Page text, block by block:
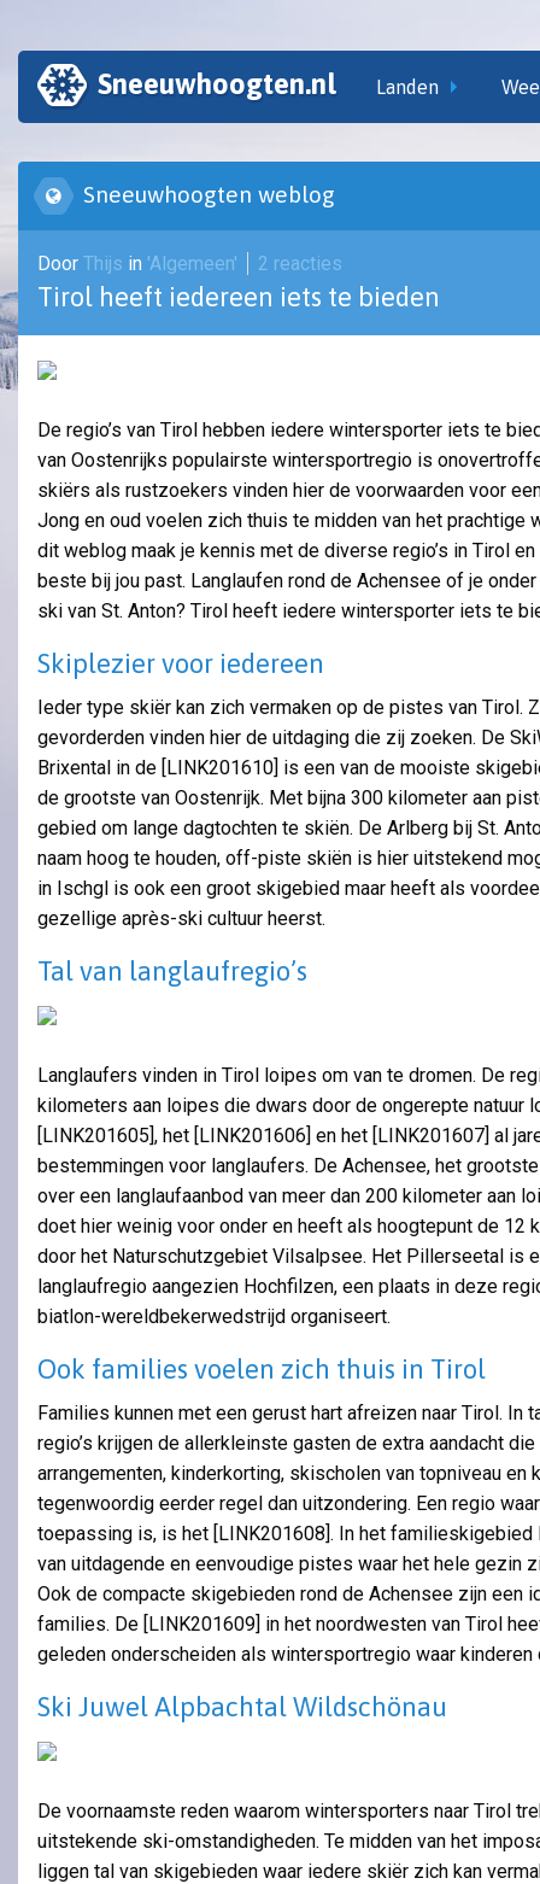
Sneeuwhoogten.nl Landen
Sneeuwhoogten weblog
Door Thijs in 'Algemeen' 2 reacties
Tirol heeft iedereen iets te bieden
De regio’s van Tirol hebben iedere wintersporter iets te
van Oostenrijks populairste wintersportregio is
skiërs als rustzoekers vinden hier de voorwaarden voor
Jong en oud voelen zich thuis te midden van het prachtige
dit weblog maak je kennis met de diverse regio’s in Tirol
beste bij jou past. Langlaufen rond de Achensee of je
ski van St. Anton? Tirol heeft iedere wintersporter iets te
Skiplezier voor iedereen
Ieder type skiër kan zich vermaken op de pistes van Tirol.
gevorderden vinden hier de uitdaging die zij zoeken. De
Brixental in de [LINK201610] is een van de mooiste
de grootste van Oostenrijk. Met bijna 300 kilometer aan
gebied om lange dagtochten te skiën. De Arlberg bij St.
naam hoog te houden, off-piste skiën is hier uitstekend
in Ischgl is ook een groot skigebied maar heeft als
gezellige après-ski cultuur heerst.
Tal van langlaufregio’s
Langlaufers vinden in Tirol loipes om van te dromen. De
kilometers aan loipes die dwars door de ongerepte natuur
[LINK201605], het [LINK201606] en het [LINK201607] al
bestemmingen voor langlaufers. De Achensee, het
over een langlaufaanbod van meer dan 200 kilometer aan
doet hier weinig voor onder en heeft als hoogtepunt de 12
door het Naturschutzgebiet Vilsalpsee. Het Pillerseetal is
langlaufregio aangezien Hochfilzen, een plaats in deze
biatlon-wereldbekerwedstrijd organiseert.
Ook families voelen zich thuis in Tirol
Families kunnen met een gerust hart afreizen naar Tirol. In
regio’s krijgen de allerkleinste gasten de extra aandacht
arrangementen, kinderkorting, skischolen van topniveau en
tegenwoordig eerder regel dan uitzondering. Een regio
toepassing is, is het [LINK201608]. In het familieskigebied
van uitdagende en eenvoudige pistes waar het hele gezin
Ook de compacte skigebieden rond de Achensee zijn een
families. De [LINK201609] in het noordwesten van Tirol
geleden onderscheiden als wintersportregio waar
Ski Juwel Alpbachtal Wildschönau
De voornaamste reden waarom wintersporters naar Tirol
uitstekende ski-omstandigheden. Te midden van het
liggen tal van skigebieden waar iedere skiër zich kan